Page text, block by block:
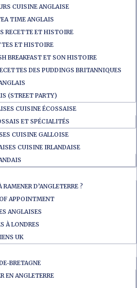
CUISINE ANGLAISE
TIME ANGLAIS
RECETTE ET HISTOIRE
ET HISTOIRE
BREAKFAST ET SON HISTOIRE
DES PUDDINGS BRITANNIQUES
(STREET PARTY)
CUISINE ÉCOSSAISE
ET SPÉCIALITÉS
CUISINE GALLOISE
CUISINE IRLANDAISE
D’ANGLETERRE ?
APPOINTMENT
ANGLAISES
À LONDRES
UK
BRETAGNE
EN ANGLETERRE